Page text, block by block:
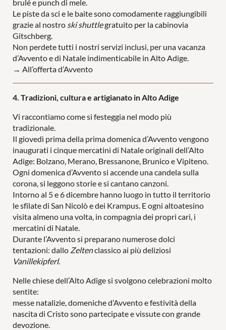
brulé e punch di mele.
Le piste da sci e le baite sono comodamente raggiungibili
grazie al nostro ski shuttlegratuito per la cabinovia
Gitschberg.
Non perdete tutti i nostri servizi inclusi, per una vacanza
d’Avvento e di Natale indimenticabile in Alto Adige.
→ All’offerta d’Avvento
4. Tradizioni, cultura e artigianato in Alto Adige
Vi raccontiamo come si festeggia nel modo più
tradizionale.
Il giovedì prima della prima domenica d’Avvento vengono
inaugurati i cinque mercatini di Natale originali dell’Alto
Adige: Bolzano, Merano, Bressanone, Brunico e Vipiteno.
Ogni domenica d’Avvento si accende una candela sulla
corona, si leggono storie e si cantano canzoni.
Intorno al 5 e 6 dicembre hanno luogo in tutto il territorio
le sfilate di San Nicolò e dei Krampus. E ogni altoatesino
visita almeno una volta, in compagnia dei propri cari, i
mercatini di Natale.
Durante l’Avvento si preparano numerose dolci
tentazioni: dallo Zeltenclassico ai più deliziosi
Vanillekipferl.
Nelle chiese dell’Alto Adige si svolgono celebrazioni molto
sentite:
messe natalizie, domeniche d’Avvento e festività della
nascita di Cristo sono partecipate e vissute con grande
devozione.